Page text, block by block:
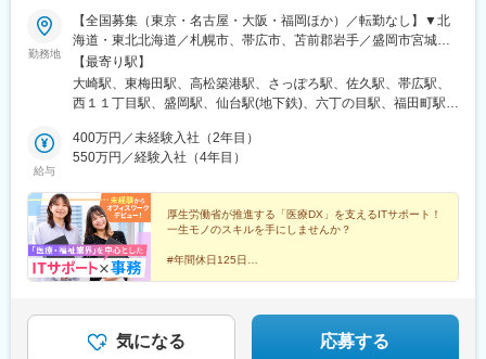
線)、市川駅、千葉駅、西船橋駅、本川越駅、野江内代駅、海老江
駅、西長堀駅、谷町九丁目駅、ＪＲ難波駅、新深江駅、千林駅、
松虫駅、住吉東駅、今川駅(大阪府)、天下茶屋駅、今福鶴見駅、安
立町駅、出戸駅、中崎町駅、谷町四丁目駅、大阪天満宮駅、本町
駅、大阪難波駅、大小路駅、心斎橋駅、高槻市駅、千里中央駅(大
駅、南公園駅、摂津本山駅、湊川駅、神戸三宮駅(阪急・神戸高
速)、春日野道駅(阪急線)、新長田駅、中山観音駅、紀伊中ノ島
中央駅、西鉄香椎駅、金山駅(福岡県)、中村日赤駅、本山駅(愛知
県)、西川緑道公園駅、鷹野橋駅、京王八王子駅、布田駅、南阿佐
ケ谷駅、上前津駅、三河知立駅、新浜松駅、南新宿駅、新大阪
駅、名鉄名古屋駅、天神駅、旭橋駅、六本木一丁目駅、泉岳寺
駅、御成門駅、内幸町駅、赤坂見附駅、西日暮里駅(舎人ライナ
都)、京成関屋駅、御徒町駅、大森海岸駅、銀座一丁目駅、茅場町
駅、馬喰町駅、東池袋駅、曳舟駅、西横浜駅、横浜駅、日本大通
り駅、馬車道駅、市川真間駅、鬼越駅、京成千葉駅、川越市駅、
駅(東海道本線)、西宮北口駅、西宮駅、箕谷駅、西二見駅、播磨高
岡駅、東姫路駅、荒井駅、西新町駅、讃岐塩屋駅、伏石駅、香西
駅、鳴門駅、阿南駅、はりまや橋駅、曙町東町駅、いよ立花駅、
新居浜駅、伊予富田駅、西富井駅、球場前駅(岡山県)、備前三門
駅、総社駅、西大寺駅、天神川駅、佐伯区役所前駅、新広駅、東
福山駅、古市橋駅、岩国駅、防府駅、柳井駅、矢原駅、益田駅、
鳥取駅、三本松口駅、出雲市駅、出雲科学館パークタウン前駅、
貝塚駅(福岡県)、藤崎駅(福岡県)、七隈駅、都府楼前駅、南久留米
駅、飯塚駅、幡生駅、行橋駅、三ケ森駅、牧駅(大分県)、別府大学
ティノース駅、幸駅、長与駅、都城駅、小林駅(宮崎県)、志布志
駅、高見橋駅、てだこ浦西駅、新宿駅(東京メトロ)、大阪梅田駅
(阪急線)、中野駅(東京都)、大阪駅、なんば駅(南海線)、仙台駅、
亀戸水神駅、南阿佐ケ谷駅、日本橋駅(東京都)、東池袋駅、銀座
駅、九品仏駅、神田駅(東京都)、溝の口駅、新丸子駅、京急東神奈
掛川市役所前駅、県立美術館前駅、青山駅(愛知県)、上挙母駅、小
牧駅、北長野駅、岩村田駅、あすなろう四日市駅、伏見稲荷駅、
勤務地
【全国募集（東京・名古屋・大阪・福岡ほか）／転勤なし】▼北
海道・東北北海道／札幌市、帯広市、苫前郡岩手／盛岡市宮城／
仙台市▼関東東京／港区、品川区、渋谷区、新宿区、千代田区、
中央区、世田谷区、文京区、板橋区、中野区、大田区、台東区、
葛飾区神奈川／横浜市、川崎市埼玉／さいたま市千葉／千葉市茨
／富士市、静岡市愛知／名古屋市、刈谷市、尾張旭市、安城市三
重／津市新潟／新潟市、長岡市、五泉市▼関西大阪／大阪市、吹
市奈良／橿原市、奈良市滋賀／草津市和歌山／和歌山市▼中国・
四国山口／山口市、周南市広島／広島市香川／高松市▼九州・沖
縄福岡／福岡市、飯塚市、筑紫野市佐賀／鳥栖市大分／大分市宮
崎／宮崎市鹿児島／鹿児島市沖縄／那覇市、うるま市、宮古島
市、石垣市
【最寄り駅】
大崎駅、東梅田駅、高松築港駅、さっぽろ駅、佐久駅、帯広駅、
西１１丁目駅、盛岡駅、仙台駅(地下鉄)、六丁の目駅、福田町駅、
県)、与野本町駅、千葉みなと駅、千葉駅、渋谷駅、東京駅、虎ノ
門ヒルズ駅、高田馬場駅、五反田駅、上野駅、御茶ノ水駅、信濃
駅、六本木駅、水道橋駅、成増駅、秋葉原駅、青砥駅、中野坂上
駅、千石駅、東日本橋駅、京橋駅(東京都)、八幡山駅、半蔵門駅、
浜松町駅、二子玉川駅、蒲田駅、用賀駅、新横浜駅、新潟駅、北
五泉駅、長岡駅、大垣駅、富士駅、西掛川駅、刈谷駅、今池駅(愛
知県)、栄駅(愛知県)、平針駅、三郷駅(愛知県)、新栄町駅(愛知
北野白梅町駅、烏丸駅、十条駅(京都市営)、高槻駅、天満橋駅、肥
後橋駅、長堀橋駅、本町駅、淀屋橋駅、池田駅(大阪府)、梅田駅
給与
400万円／未経験入社（2年目）
550万円／経験入社（4年目）
厚生労働省が推進する「医療DX」を支えるITサポート！
一生モノのスキルを手にしませんか？
#年間休日125日
#産休・育休実績多数
#医療福祉業界の知識はそのまま活かせる
気になる 応募する